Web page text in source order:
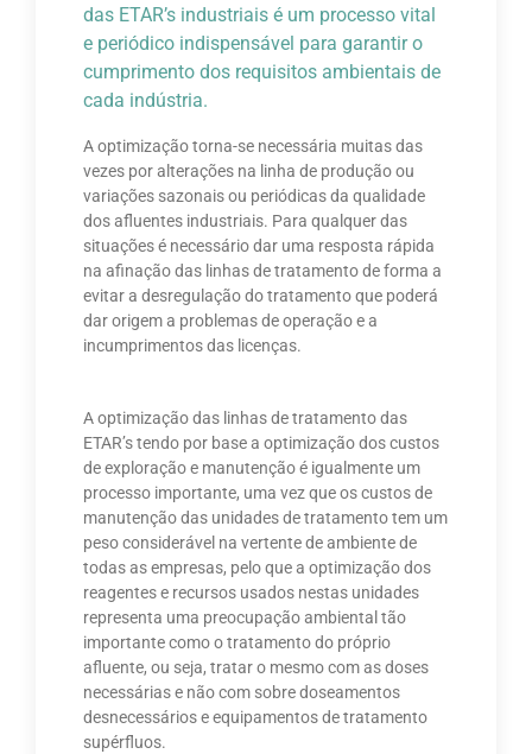
das ETAR’s industriais é um processo vital
e periódico indispensável para garantir o
cumprimento dos requisitos ambientais de
cada indústria.
A optimização torna-se necessária muitas das
vezes por alterações na linha de produção ou
variações sazonais ou periódicas da qualidade
dos afluentes industriais. Para qualquer das
situações é necessário dar uma resposta rápida
na afinação das linhas de tratamento de forma a
evitar a desregulação do tratamento que poderá
dar origem a problemas de operação e a
incumprimentos das licenças.
A optimização das linhas de tratamento das
ETAR’s tendo por base a optimização dos custos
de exploração e manutenção é igualmente um
processo importante, uma vez que os custos de
manutenção das unidades de tratamento tem um
peso considerável na vertente de ambiente de
todas as empresas, pelo que a optimização dos
reagentes e recursos usados nestas unidades
representa uma preocupação ambiental tão
importante como o tratamento do próprio
afluente, ou seja, tratar o mesmo com as doses
necessárias e não com sobre doseamentos
desnecessários e equipamentos de tratamento
supérfluos.